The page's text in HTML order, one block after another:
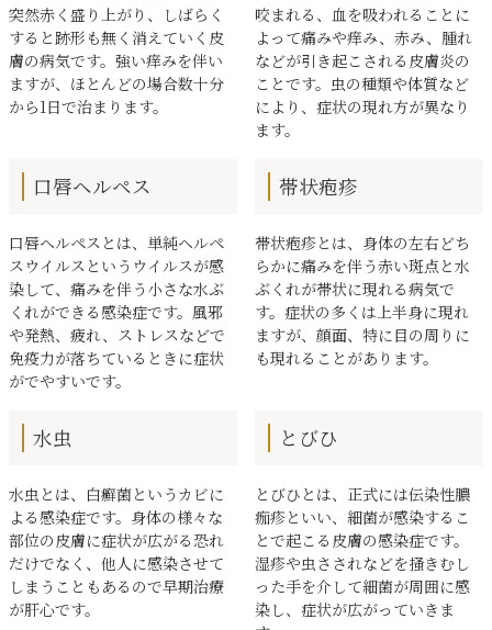
突然赤く盛り上がり、しばらく
すると跡形も無く消えていく皮
膚の病気です。強い痒みを伴い
ますが、ほとんどの場合数十分
から1日で治まります。
咬まれる、血を吸われることに
よって痛みや痒み、赤み、腫れ
などが引き起こされる皮膚炎の
ことです。虫の種類や体質など
により、症状の現れ方が異なり
ます。
口唇ヘルペス
口唇ヘルペスとは、単純ヘルペ
スウイルスというウイルスが感
染して、痛みを伴う小さな水ぶ
くれができる感染症です。風邪
や発熱、疲れ、ストレスなどで
免疫力が落ちているときに症状
がでやすいです。
帯状疱疹
帯状疱疹とは、身体の左右どち
らかに痛みを伴う赤い斑点と水
ぶくれが帯状に現れる病気で
す。症状の多くは上半身に現れ
ますが、顔面、特に目の周りに
も現れることがあります。
水虫
水虫とは、白癬菌というカビに
よる感染症です。身体の様々な
部位の皮膚に症状が広がる恐れ
だけでなく、他人に感染させて
しまうこともあるので早期治療
が肝心です。
とびひ
とびひとは、正式には伝染性膿
痂疹といい、細菌が感染するこ
とで起こる皮膚の感染症です。
湿疹や虫さされなどを掻きむし
った手を介して細菌が周囲に感
染し、症状が広がっていきま